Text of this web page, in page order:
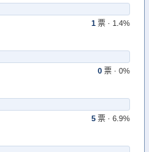
1 票 · 1.4%
0 票 · 0%
5 票 · 6.9%